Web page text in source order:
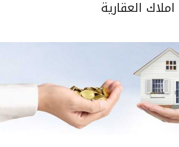
املاك العقارية